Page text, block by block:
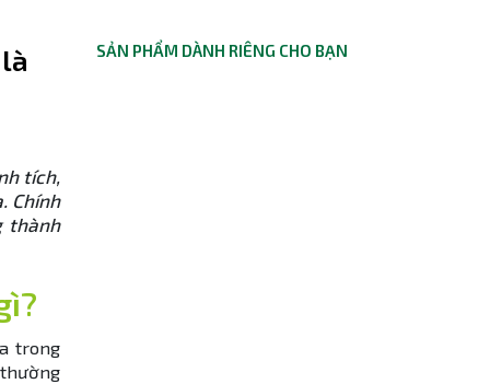
tích,
Chính
thành
trong
SẢN PHẨM DÀNH RIÊNG CHO BẠN